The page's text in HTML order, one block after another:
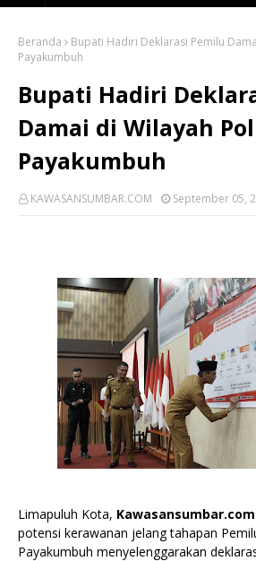
Beranda
Bupati Hadiri Deklarasi Pemilu
Payakumbuh
Bupati Hadiri
Damai di Wilayah
Payakumbuh
KAWASANSUMBAR.COM September 05,
Limapuluh Kota, Kawasansumbar.com
potensi kerawanan jelang tahapan
Payakumbuh menyelenggarakan